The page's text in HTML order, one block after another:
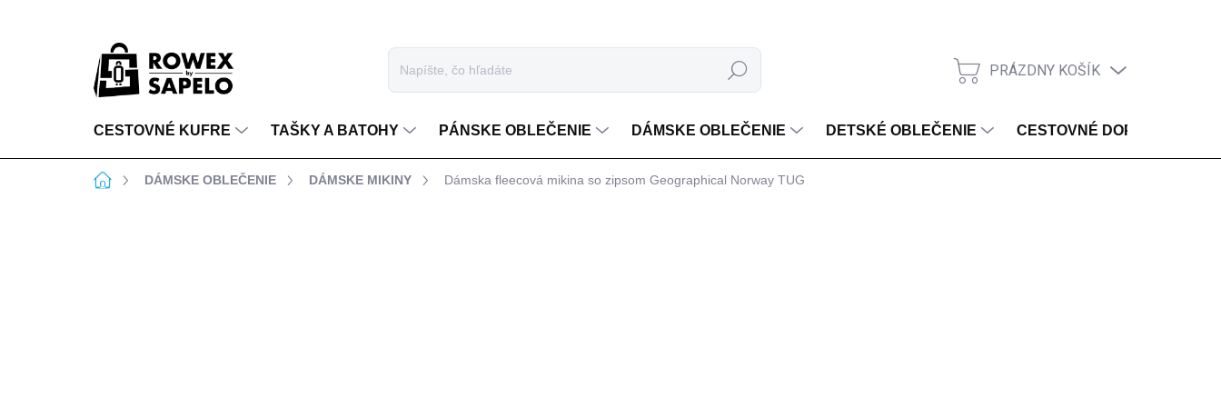
Hľadať NÁKUPNÝ KOŠÍK
PRÁZDNY KOŠÍK
CESTOVNÉ KUFRE TAŠKY A BATOHY PÁNSKE OBLEČENIE DÁMSKE OBLEČENIE DETSKÉ OBLEČENIE CESTOVNÉ DOPLNKY
DomovDÁMSKE OBLEČENIE DÁMSKE MIKINY Dámska fleecová mikina so zipsom Geographical Norway TUG